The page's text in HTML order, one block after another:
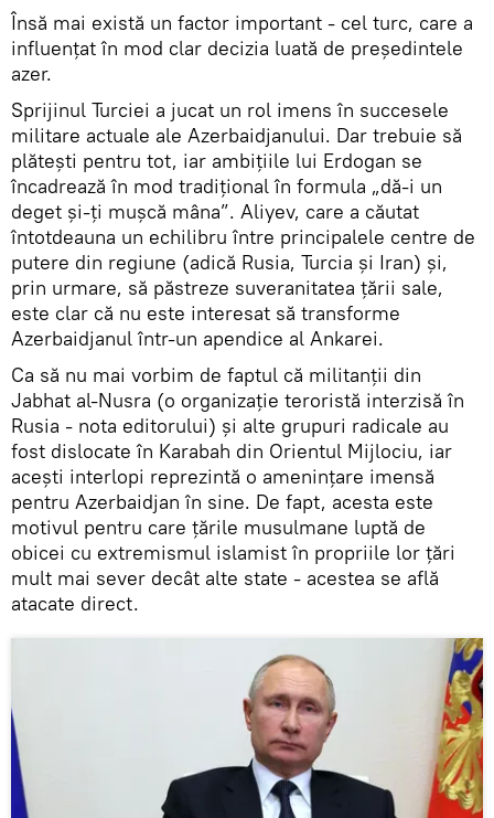
Însă mai există un factor important - cel turc, care a
influențat în mod clar decizia luată de președintele
azer.
Sprijinul Turciei a jucat un rol imens în succesele
militare actuale ale Azerbaidjanului. Dar trebuie să
plătești pentru tot, iar ambițiile lui Erdogan se
încadrează în mod tradițional în formula „dă-i un
deget și-ți mușcă mâna”. Aliyev, care a căutat
întotdeauna un echilibru între principalele centre de
putere din regiune (adică Rusia, Turcia și Iran) și,
prin urmare, să păstreze suveranitatea țării sale,
este clar că nu este interesat să transforme
Azerbaidjanul într-un apendice al Ankarei.
Ca să nu mai vorbim de faptul că militanții din
Jabhat al-Nusra (o organizație teroristă interzisă în
Rusia - nota editorului) și alte grupuri radicale au
fost dislocate în Karabah din Orientul Mijlociu, iar
acești interlopi reprezintă o amenințare imensă
pentru Azerbaidjan în sine. De fapt, acesta este
motivul pentru care țările musulmane luptă de
obicei cu extremismul islamist în propriile lor țări
mult mai sever decât alte state - acestea se află
atacate direct.